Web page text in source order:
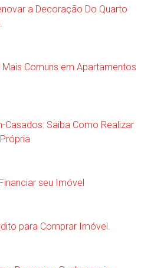
a Decoração Do Quarto
Mais Comuns em Apartamentos
Casados: Saiba Como Realizar
seu Imóvel
para Comprar Imóvel.